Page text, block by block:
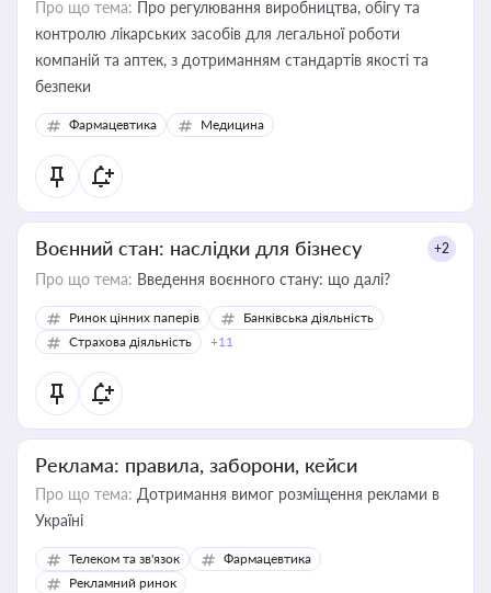
Про що тема: Про регулювання виробництва, обігу та
контролю лікарських засобів для легальної роботи
компаній та аптек, з дотриманням стандартів якості та
безпеки
Фармацевтика Медицина
Воєнний стан: наслідки для бізнесу +2
Про що тема: Введення воєнного стану: що далі?
Ринок цінних паперів
Банківська діяльність
Страхова діяльність
+11
Реклама: правила, заборони, кейси
Про що тема: Дотримання вимог розміщення реклами в
Україні
Телеком та зв'язок
Фармацевтика
Рекламний ринок